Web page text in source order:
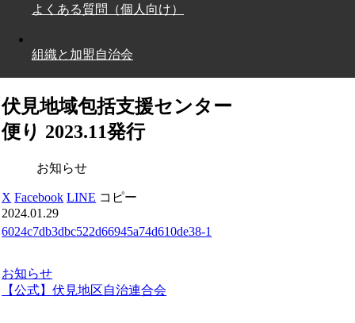
よくある質問（個人向け）
組織と加盟自治会
伏見地域包括支援センター
便り 2023.11発行
お知らせ
X Facebook LINE コピー
2024.01.29
6024c7db3dbc522d66945a74d610de38-1
お知らせ
【公式】伏見地区自治連合会